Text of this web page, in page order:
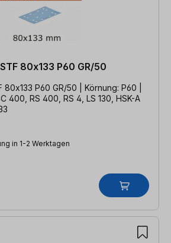
80x133 P60 GR/50
P60 GR/50 | Körnung: P60 |
400, RS 400, RS 4, LS 130, HSK-A
in 1-2 Werktagen